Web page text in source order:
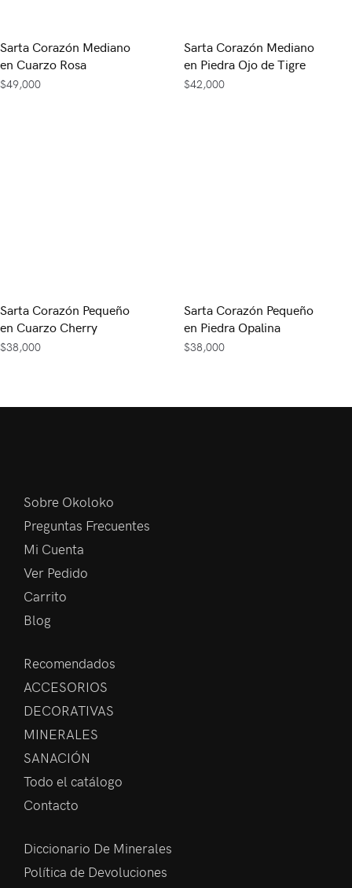
Sarta Corazón Mediano
en Cuarzo Rosa
$49,000
Sarta Corazón Mediano
en Piedra Ojo de Tigre
$42,000
Sarta Corazón Pequeño
en Cuarzo Cherry
$38,000
Sarta Corazón Pequeño
en Piedra Opalina
$38,000
Sobre Okoloko
Preguntas Frecuentes
Mi Cuenta
Ver Pedido
Carrito
Blog
Recomendados
ACCESORIOS
DECORATIVAS
MINERALES
SANACIÓN
Todo el catálogo
Contacto
Diccionario De Minerales
Política de Devoluciones